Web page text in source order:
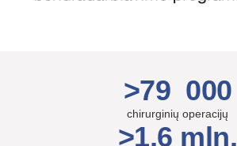
>79 000
chirurginių operacijų
>1,6 mln.